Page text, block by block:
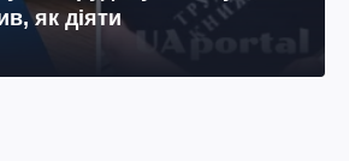
як діяти